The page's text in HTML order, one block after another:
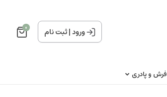
ورود|ثبت نام 0
فرش و پادری